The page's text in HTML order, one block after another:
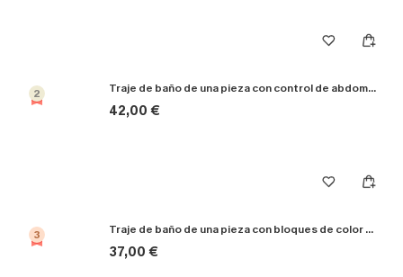
2 Traje de baño de una pieza con control de abdomen Coconut Paradise
42,00 €
3 Traje de baño de una pieza con bloques de color Clean Slate
37,00 €